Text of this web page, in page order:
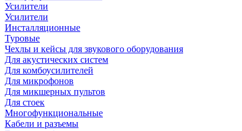
Усилители
Усилители
Инсталляционные
Туровые
Чехлы и кейсы для звукового оборудования
Для акустических систем
Для комбоусилителей
Для микрофонов
Для микшерных пультов
Для стоек
Многофункциональные
Кабели и разъемы